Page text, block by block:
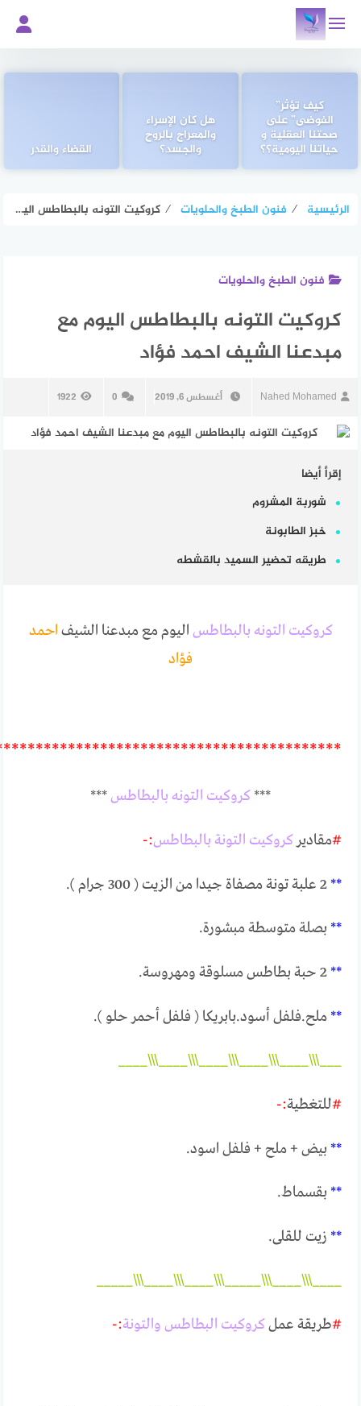
المحتوى
كيف تؤثر”
الفوضى” على
صحتنا العقلية و
حياتنا اليومية؟؟
هل كان الإسراء
والمعراج بالروح
والجسد؟ القضاء والقدر
الرئيسية ⁄ فنون الطبخ والحلويات ⁄ كروكيت التونه بالبطاطس اليوم مع مبدعنا الشيف احمد فؤاد
فنون الطبخ والحلويات
كروكيت التونه بالبطاطس اليوم مع
مبدعنا الشيف احمد فؤاد
Nahed Mohamed أغسطس 6, 2019 0
1922
إقرأ أيضا
شوربة المشروم
خبز الطابونة
طريقه تحضير السميد بالقشطه
كروكيت التونه بالبطاطس اليوم مع مبدعنا الشيف احمد
فؤاد
*** كروكيت التونه بالبطاطس***
#مقاديركروكيت التونة بالبطاطس:-
** 2 علبة تونة مصفاة جيدا من الزيت ( 300 جرام ).
** بصلة متوسطة مبشورة.
** 2 حبة بطاطس مسلوقة ومهروسة.
** ملح.فلفل أسود.بابريكا ( فلفل أحمر حلو ).
___\\\____\\\____\\\____\\\____\\\____
#للتغطية:-
** بيض + ملح + فلفل اسود.
** بقسماط.
** زيت للقلى.
____\\\____\\\_____\\\____\\\____\\\_____
#طريقة عملكروكيت البطاطس والتونة:-